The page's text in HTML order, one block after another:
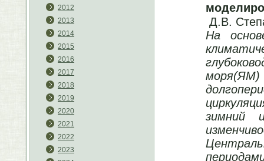
2012
2013
2014
2015
2016
2017
2018
2019
2020
2021
2022
2023
Д.В.
На
моря(ЯМ)
зимний